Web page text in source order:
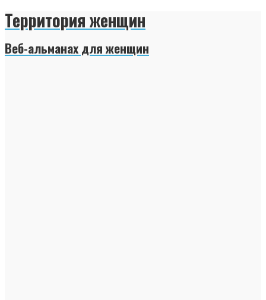
Территория женщин
Веб-альманах для женщин